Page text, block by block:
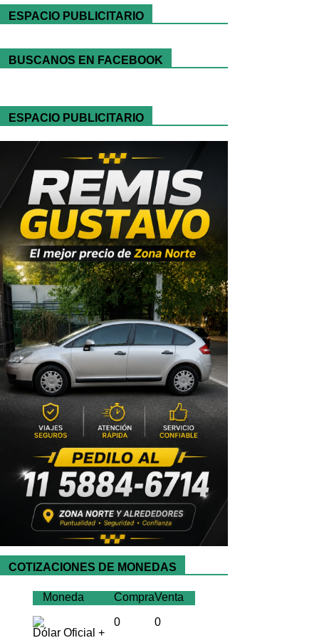
ESPACIO PUBLICITARIO
BUSCANOS EN FACEBOOK
ESPACIO PUBLICITARIO
COTIZACIONES DE MONEDAS
Moneda CompraVenta
Dólar Oficial +
0 0